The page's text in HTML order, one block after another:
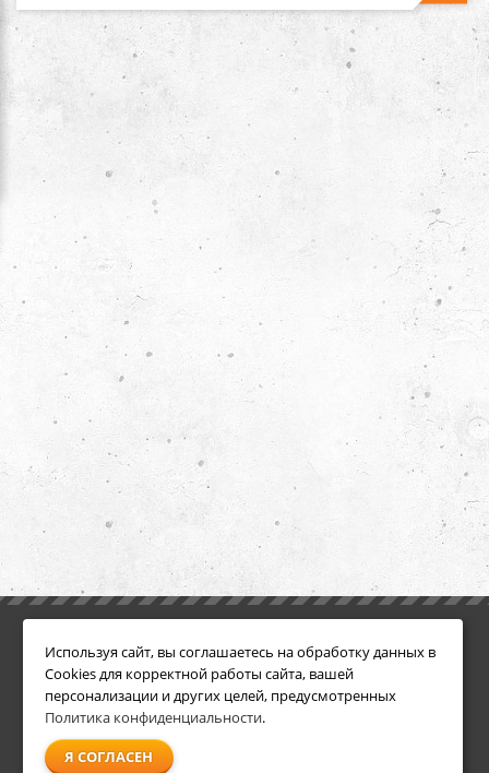
Условия возврата
О компании
Доставка
Оплата
Гарантия и сервис
Акции
Используя сайт, вы соглашаетесь на обработку данных в
Cookies для корректной работы сайта, вашей
персонализации и других целей, предусмотренных
Политика конфиденциальности.
Я СОГЛАСЕН